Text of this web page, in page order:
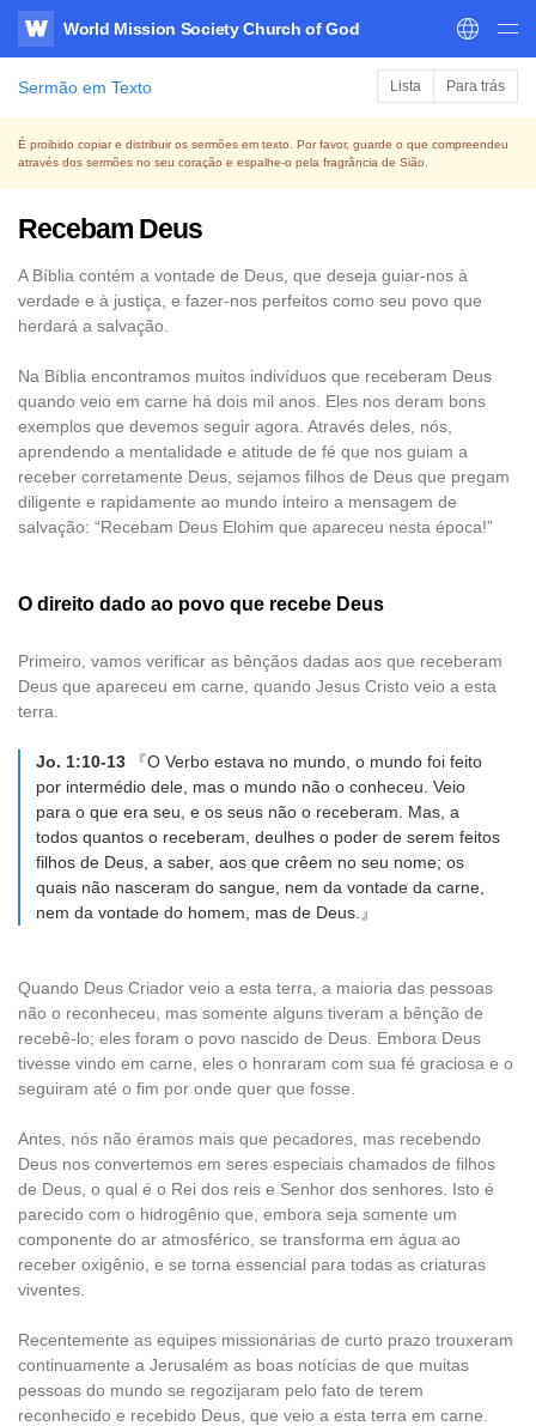
WATV
World Mission Society Church of God
Sermão em Texto Lista Para trás
É proibido copiar e distribuir os sermões em texto. Por favor, guarde o que compreendeu
através dos sermões no seu coração e espalhe-o pela fragrância de Sião.
Recebam Deus
A Bíblia contém a vontade de Deus, que deseja guiar-nos à
verdade e à justiça, e fazer-nos perfeitos como seu povo que
herdará a salvação.
Na Bíblia encontramos muitos indivíduos que receberam Deus
quando veio em carne há dois mil anos. Eles nos deram bons
exemplos que devemos seguir agora. Através deles, nós,
aprendendo a mentalidade e atitude de fé que nos guiam a
receber corretamente Deus, sejamos filhos de Deus que pregam
diligente e rapidamente ao mundo inteiro a mensagem de
salvação: “Recebam Deus Elohim que apareceu nesta época!”
O direito dado ao povo que recebe Deus
Primeiro, vamos verificar as bênçãos dadas aos que receberam
Deus que apareceu em carne, quando Jesus Cristo veio a esta
terra.
Jo. 1:10-13
『O Verbo estava no mundo, o mundo foi feito
por intermédio dele, mas o mundo não o conheceu. Veio
para o que era seu, e os seus não o receberam. Mas, a
todos quantos o receberam, deulhes o poder de serem feitos
filhos de Deus, a saber, aos que crêem no seu nome; os
quais não nasceram do sangue, nem da vontade da carne,
nem da vontade do homem, mas de Deus.』
Quando Deus Criador veio a esta terra, a maioria das pessoas
não o reconheceu, mas somente alguns tiveram a bênção de
recebê-lo; eles foram o povo nascido de Deus. Embora Deus
tivesse vindo em carne, eles o honraram com sua fé graciosa e o
seguiram até o fim por onde quer que fosse.
Antes, nós não éramos mais que pecadores, mas recebendo
Deus nos convertemos em seres especiais chamados de filhos
de Deus, o qual é o Rei dos reis e Senhor dos senhores. Isto é
parecido com o hidrogênio que, embora seja somente um
componente do ar atmosférico, se transforma em água ao
receber oxigênio, e se torna essencial para todas as criaturas
viventes.
Recentemente as equipes missionárias de curto prazo trouxeram
continuamente a Jerusalém as boas notícias de que muitas
pessoas do mundo se regozijaram pelo fato de terem
reconhecido e recebido Deus, que veio a esta terra em carne.